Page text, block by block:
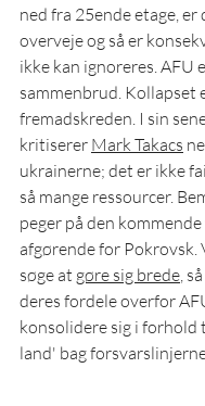
ned fra 25ende etage, er
overveje og så er
ikke kan ignoreres. AFU
sammenbrud. Kollapset
fremadskreden. I sin
kritiserer Mark Takacs
ukrainerne; det er ikke
så mange ressourcer.
peger på den
afgørende for Pokrovsk.
søge at gøre sig brede,
deres fordele overfor
konsolidere sig i forhold
land' bag